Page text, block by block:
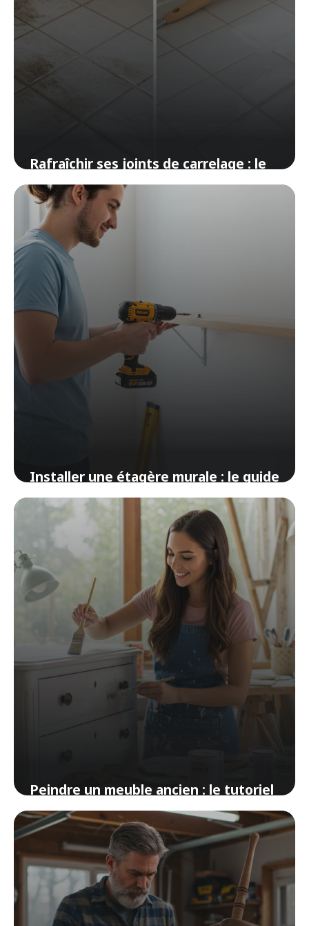
Rafraîchir ses joints de carrelage : le
tuto express
19 avril 2026
Installer une étagère murale : le guide
pour les nuls en bricolage
14 avril 2026
Peindre un meuble ancien : le tutoriel
complet sans ponçage
9 avril 2026